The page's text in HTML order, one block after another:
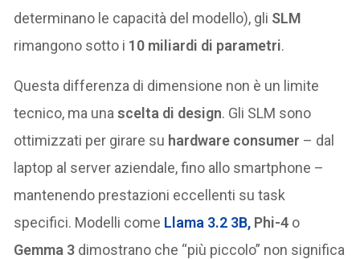
determinano le capacità del modello), gli SLM
rimangono sotto i 10 miliardi di parametri.
Questa differenza di dimensione non è un limite
tecnico, ma unascelta di design. Gli SLM sono
ottimizzati per girare su hardware consumer – dal
laptop al server aziendale, fino allo smartphone –
mantenendo prestazioni eccellenti su task
specifici. Modelli come Llama 3.2 3B, Phi-4 o
Gemma 3 dimostrano che “più piccolo” non significa